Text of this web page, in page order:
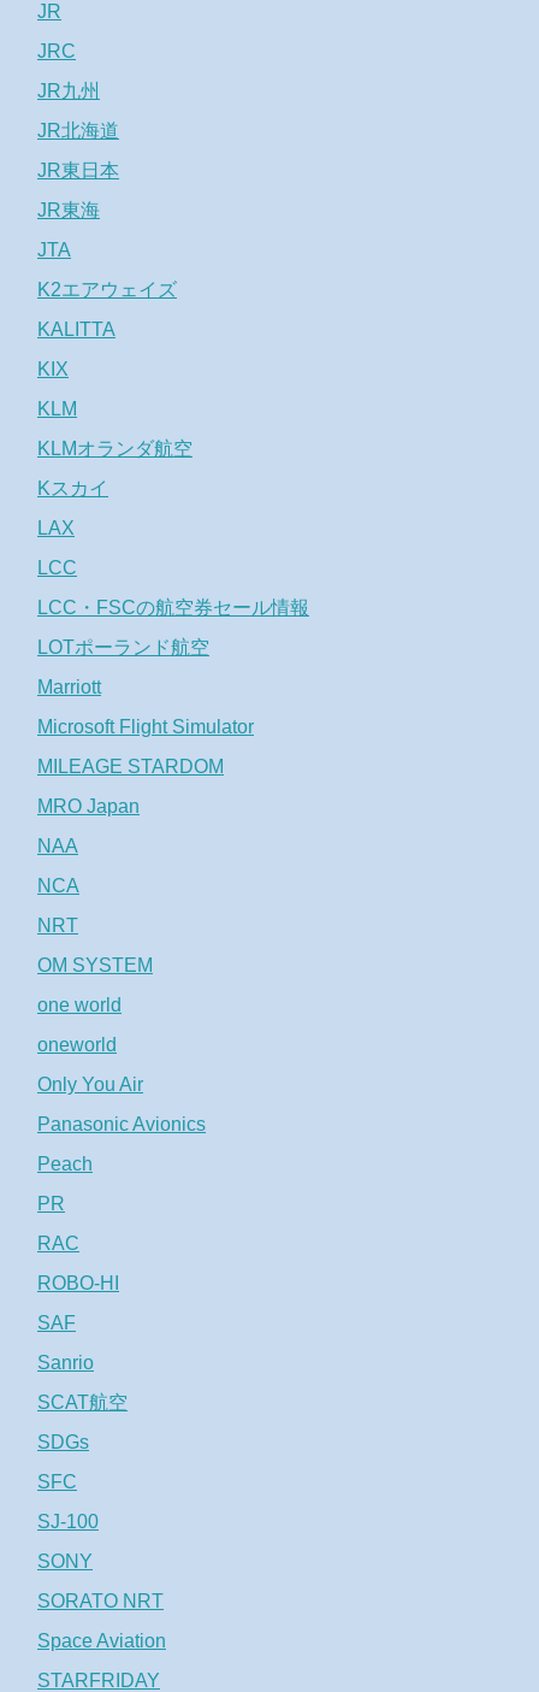
JR
JRC
JR九州
JR北海道
JR東日本
JR東海
JTA
K2エアウェイズ
KALITTA
KIX
KLM
KLMオランダ航空
Kスカイ
LAX
LCC
LCC・FSCの航空券セール情報
LOTポーランド航空
Marriott
Microsoft Flight Simulator
MILEAGE STARDOM
MRO Japan
NAA
NCA
NRT
OM SYSTEM
one world
oneworld
Only You Air
Panasonic Avionics
Peach
PR
RAC
ROBO-HI
SAF
Sanrio
SCAT航空
SDGs
SFC
SJ-100
SONY
SORATO NRT
Space Aviation
STARFRIDAY